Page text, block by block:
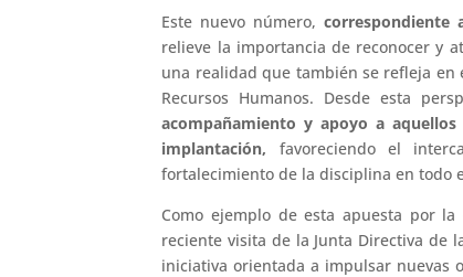
Este nuevo número, correspondiente
relieve la importancia de reconocer y
una realidad que también se refleja en
Recursos Humanos. Desde esta
acompañamiento y apoyo a
implantación, favoreciendo el
fortalecimiento de la disciplina en todo
Como ejemplo de esta apuesta por
reciente visita de la Junta Directiva de
iniciativa orientada a impulsar nuevas